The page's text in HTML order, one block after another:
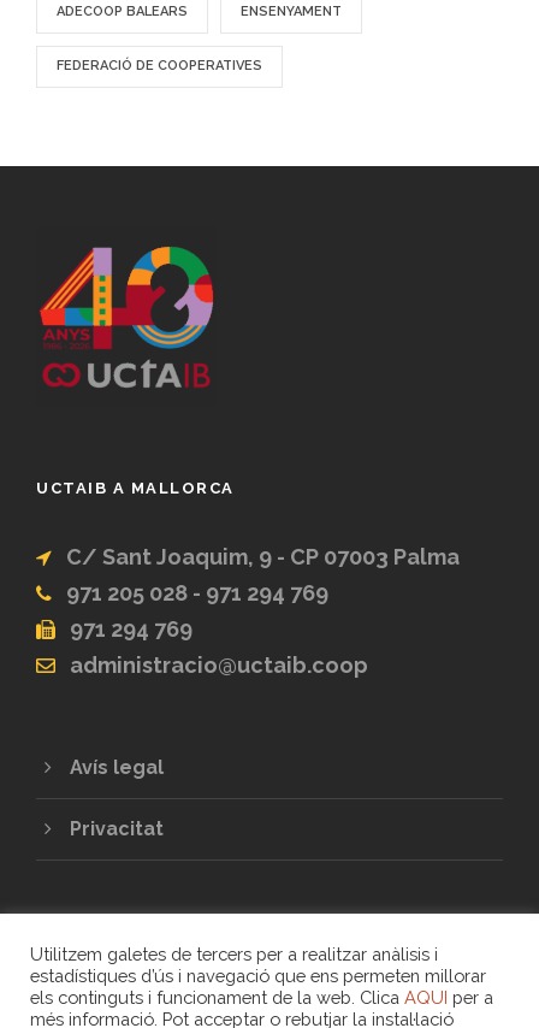
ADECOOP BALEARS ENSENYAMENT
FEDERACIÓ DE COOPERATIVES
UCTAIB A MALLORCA
C/ Sant Joaquim, 9 - CP 07003 Palma
971 205 028 - 971 294 769
971 294 769
administracio@uctaib.coop
Avís legal
Privacitat
Utilitzem galetes de tercers per a realitzar anàlisis i
estadístiques d’ús i navegació que ens permeten millorar
els continguts i funcionament de la web. Clica AQUI per a
més informació. Pot acceptar o rebutjar la instal·lació